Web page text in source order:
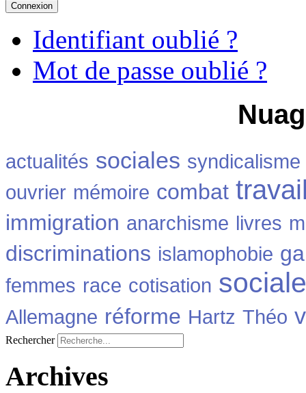
Connexion
Identifiant oublié ?
Mot de passe oublié ?
actualités sociales syndicalisme
ouvrier mémoire combat
immigration anarchisme livres
discriminations islamophobie
femmes race cotisation sociale
Allemagne réforme Hartz Théo
Rechercher
Archives